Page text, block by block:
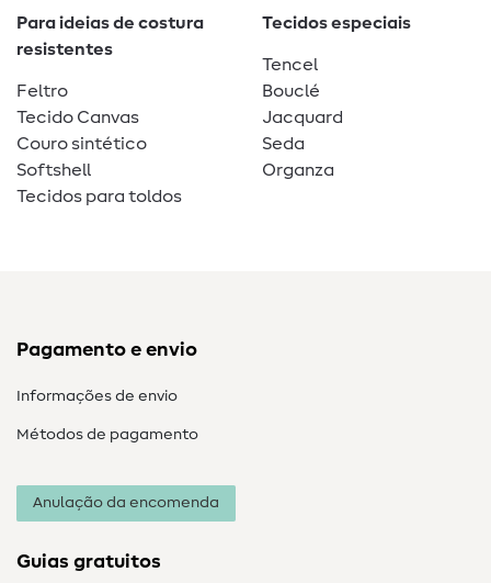
Para ideias de costura
resistentes
Feltro
Tecido Canvas
Couro sintético
Softshell
Tecidos para toldos
Tecidos especiais
Tencel
Bouclé
Jacquard
Seda
Organza
Pagamento e envio
Informações de envio
Métodos de pagamento
Anulação da encomenda
Guias gratuitos